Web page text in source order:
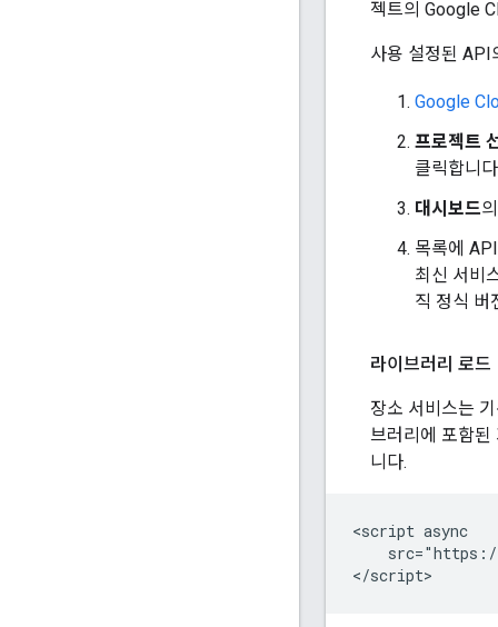
젝트의 Google
사용 설정된 API
Google
프로젝트
클릭합니
대시보드
목록에
최신 서비
직 정식 버
라이브러리 로드
장소 서비스는
브러리에 포함된
니다.
<script async
</script>